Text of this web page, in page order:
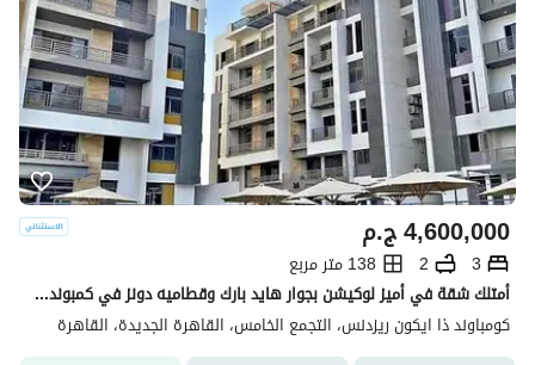
ج.م4,600,000
3
2
138 متر مربع
أمتلك شقة في أميز لوكيشن بجوار هايد بارك وقطاميه دونز في كمبوند ذا أيكون التجمع الخامس
كومباوند ذا ايكون ريزدنس، التجمع الخامس، القاهرة الجديدة، القاهرة